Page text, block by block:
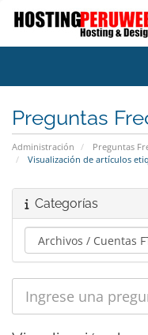
Preguntas
Administración
Preguntas
Visualización de artículos
Categorías